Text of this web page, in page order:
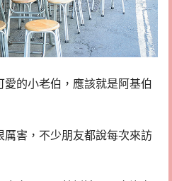
愛的小老伯，應該就是阿基伯
厲害，不少朋友都說每次來訪